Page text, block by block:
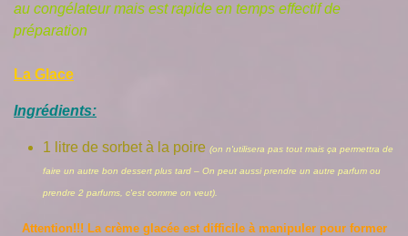
au congélateur mais est rapide en temps effectif de
préparation
La Glace
Ingrédients:
1 litre de sorbet à la poire (on n'utilisera pas tout mais ça permettra de
faire un autre bon dessert plus tard – On peut aussi prendre un autre parfum ou
prendre 2 parfums, c'est comme on veut).
Attention!!! La crème glacée est difficile à manipuler pour former